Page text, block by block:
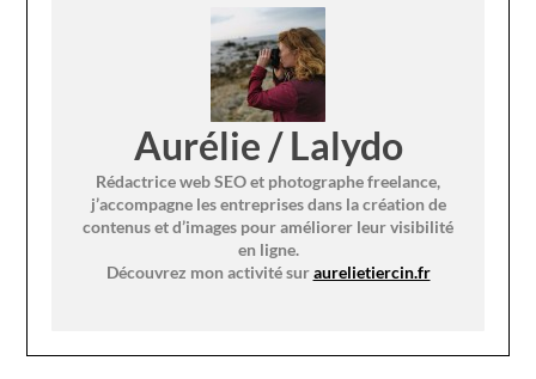
Aurélie / Lalydo
Rédactrice web SEO et photographe freelance,
j’accompagne les entreprises dans la création de
contenus et d’images pour améliorer leur visibilité
en ligne.
Découvrez mon activité suraurelietiercin.fr